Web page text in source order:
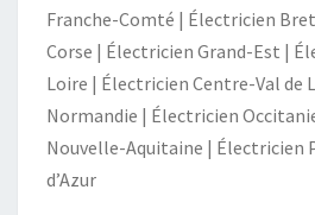
Franche-Comté | Électricien
Corse | Électricien Grand-Est |
Loire | Électricien Centre-Val de
Normandie | Électricien
Nouvelle-Aquitaine | Électricien
d’Azur